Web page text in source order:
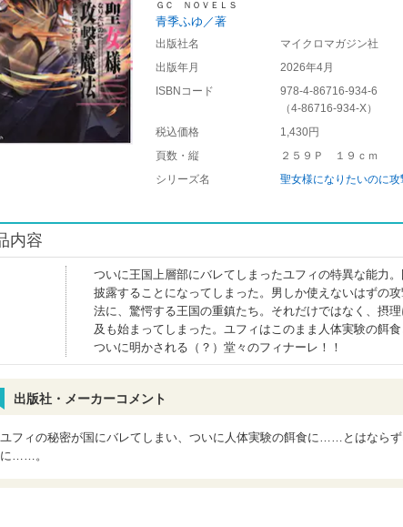
ＧＣ ＮＯＶＥＬＳ
青季ふゆ／著
出版社名
マイクロマガジン社
出版年月
2026年4月
ISBNコード
978-4-86716-934-6
（4-86716-934-X）
税込価格
1,430円
頁数・縦
２５９Ｐ １９ｃｍ
シリーズ名
聖女様になりたいのに
内容
ついに王国上層部にバレてしまったユフィの特異な能力
披露することになってしまった。男しか使えないはずの
法に、驚愕する王国の重鎮たち。それだけではなく、摂
及も始まってしまった。ユフィはこのまま人体実験の餌
ついに明かされる（？）堂々のフィナーレ！！
出版社・メーカーコメント
ユフィの秘密が国にバレてしまい、ついに人体実験の餌食に……とはなら
に……。